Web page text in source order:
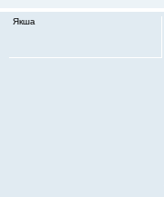
Якша